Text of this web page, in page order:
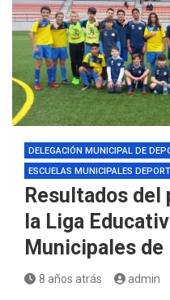
DELEGACIÓN MUNICIPAL DE
ESCUELAS MUNICIPALES
Resultados
la Liga
Municipales de
8 años atrás admin